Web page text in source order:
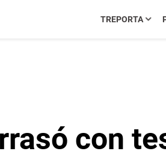
TREPORTA
con